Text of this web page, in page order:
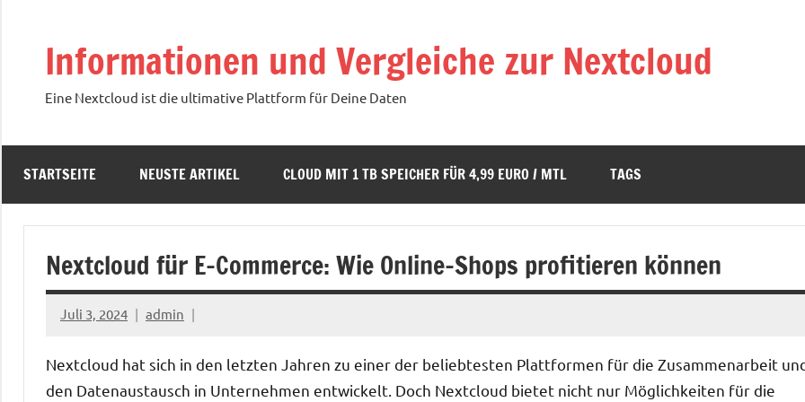
Informationen und Vergleiche zur Nextcloud
Eine Nextcloud ist die ultimative Plattform für Deine Daten
STARTSEITE NEUSTE ARTIKEL CLOUD MIT 1 TB SPEICHER FÜR 4,99 EURO / MTL TAGS
Nextcloud für E-Commerce: Wie Online-Shops profitieren können
Juli 3, 2024 admin
Nextcloud hat sich in den letzten Jahren zu einer der beliebtesten Plattformen für die Zusammenarbeit
den Datenaustausch in Unternehmen entwickelt. Doch Nextcloud bietet nicht nur Möglichkeiten für die